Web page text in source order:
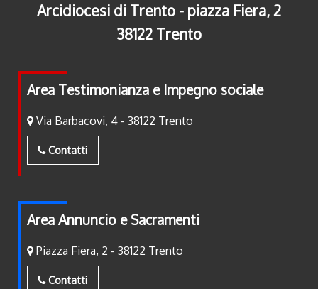
Arcidiocesi di Trento - piazza Fiera, 2
38122 Trento
Area Testimonianza e Impegno sociale
Via Barbacovi, 4 - 38122 Trento
Contatti
Area Annuncio e Sacramenti
Piazza Fiera, 2 - 38122 Trento
Contatti